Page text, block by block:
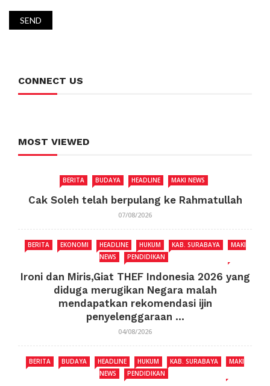
CONNECT US
MOST VIEWED
BERITA BUDAYA HEADLINE MAKI NEWS
Cak Soleh telah berpulang ke Rahmatullah
07/08/2026
BERITA EKONOMI HEADLINE HUKUM KAB. SURABAYA
MAKI
NEWS
PENDIDIKAN
Ironi dan Miris,Giat THEF Indonesia 2026 yang
diduga merugikan Negara malah
mendapatkan rekomendasi ijin
penyelenggaraan ...
04/08/2026
BERITA BUDAYA HEADLINE HUKUM KAB. SURABAYA
MAKI
NEWS
PENDIDIKAN